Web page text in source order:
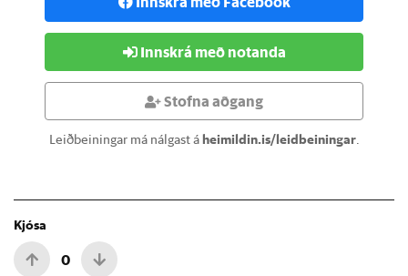
Innskrá með notanda
Stofna aðgang
Leiðbeiningar má nálgast áheimildin.is/leidbeiningar.
Kjósa
0